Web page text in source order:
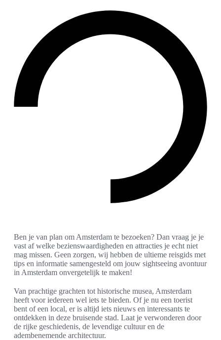
Ben je van plan om Amsterdam te bezoeken? Dan vraag je je
vast af welke bezienswaardigheden en attracties je echt niet
mag missen. Geen zorgen, wij hebben de ultieme reisgids met
tips en informatie samengesteld om jouw sightseeing avontuur
in Amsterdam onvergetelijk te maken!
Van prachtige grachten tot historische musea, Amsterdam
heeft voor iedereen wel iets te bieden. Of je nu een toerist
bent of een local, er is altijd iets nieuws en interessants te
ontdekken in deze bruisende stad. Laat je verwonderen door
de rijke geschiedenis, de levendige cultuur en de
adembenemende architectuur.